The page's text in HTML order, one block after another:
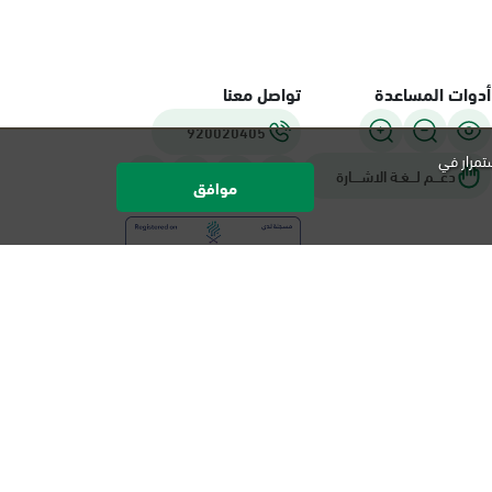
أدوات المساعدة
دعـــم لـــغـة الاشــــارة
تواصل معنا
920020405
في
موافق